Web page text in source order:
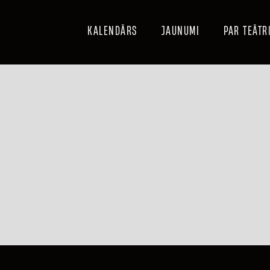
KALENDĀRS JAUNUMI PAR TEĀTRI